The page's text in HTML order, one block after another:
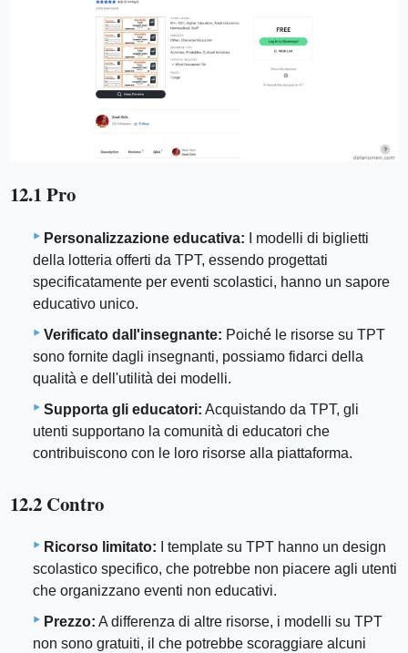
12.1 Pro
Personalizzazione educativa: I modelli di biglietti
della lotteria offerti da TPT, essendo progettati
specificatamente per eventi scolastici, hanno un sapore
educativo unico.
Verificato dall'insegnante: Poiché le risorse su TPT
sono fornite dagli insegnanti, possiamo fidarci della
qualità e dell'utilità dei modelli.
Supporta gli educatori: Acquistando da TPT, gli
utenti supportano la comunità di educatori che
contribuiscono con le loro risorse alla piattaforma.
12.2 Contro
Ricorso limitato: I template su TPT hanno un design
scolastico specifico, che potrebbe non piacere agli utenti
che organizzano eventi non educativi.
Prezzo: A differenza di altre risorse, i modelli su TPT
non sono gratuiti, il che potrebbe scoraggiare alcuni